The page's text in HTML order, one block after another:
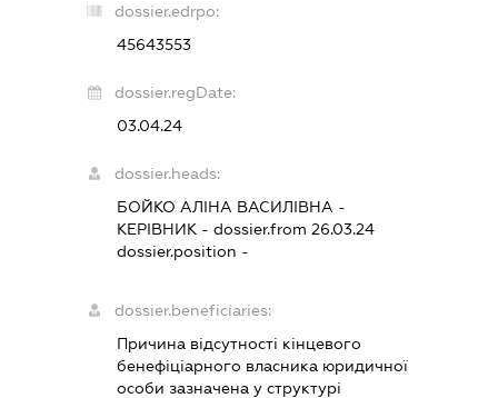
dossier.edrpo:
45643553
dossier.regDate:
03.04.24
dossier.heads:
БОЙКО АЛІНА ВАСИЛІВНА -
КЕРІВНИК - dossier.from 26.03.24
dossier.position -
dossier.beneficiaries:
Причина відсутності кінцевого
бенефіціарного власника юридичної
особи зазначена у структурі